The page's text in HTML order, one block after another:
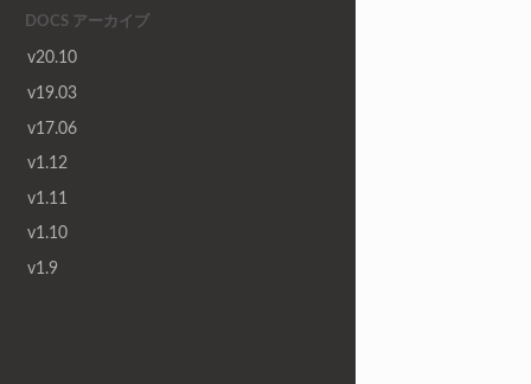
DOCS アーカイブ
v20.10
v19.03
v17.06
v1.12
v1.11
v1.10
v1.9